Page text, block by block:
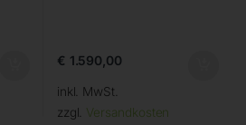
€ 1.590,00
inkl. MwSt.
zzgl. Versandkosten